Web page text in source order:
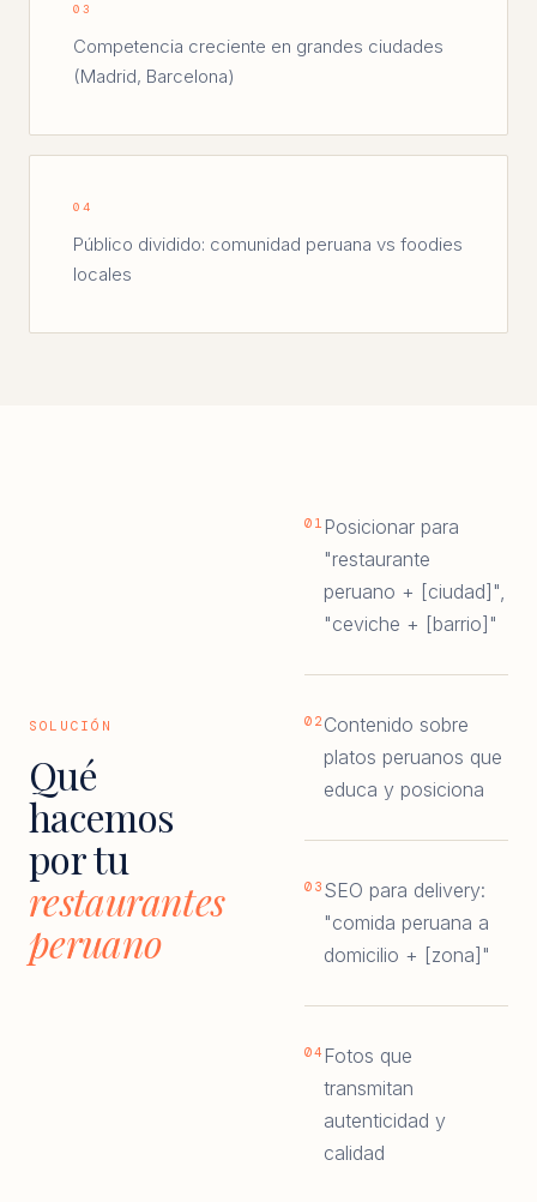
03
Competencia creciente en grandes ciudades
(Madrid, Barcelona)
04
Público dividido: comunidad peruana vs foodies
locales
SOLUCIÓN
Qué
hacemos
por tu
restaurantes
peruano
01 Posicionar para
"restaurante
peruano + [ciudad]",
"ceviche + [barrio]"
02Contenido sobre
platos peruanos que
educa y posiciona
03 SEO para delivery:
"comida peruana a
domicilio + [zona]"
04 Fotos que
transmitan
autenticidad y
calidad